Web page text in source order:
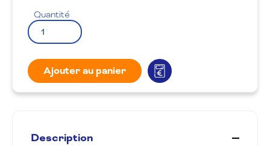
Quantité
Ajouter au panier
Description